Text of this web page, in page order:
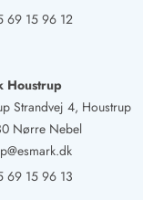
5 ud af 5
5 out of 514/06/2025
mellem
som et
69 15 96 12
Houstrup
Strandvej 4, Houstrup
Nørre Nebel
69 15 96 13